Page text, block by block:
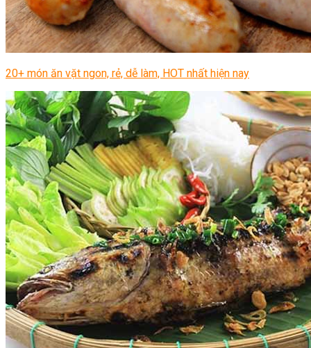
20+ món ăn vặt ngon, rẻ, dễ làm, HOT nhất hiện nay